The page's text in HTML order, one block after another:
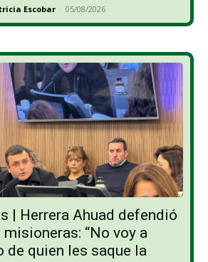
Escobar - 05/08/2026
| Herrera Ahuad defendió
“No voy a
de quien les saque la